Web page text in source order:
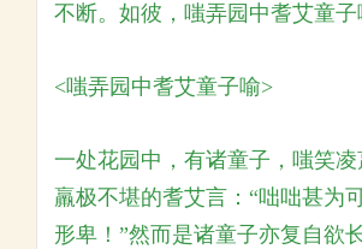
不断。如彼，嗤弄园中耆艾童子
<嗤弄园中耆艾童子喻>
一处花园中，有诸童子，嗤笑
羸极不堪的耆艾言：“咄咄甚为
形卑！”然而是诸童子亦复自欲